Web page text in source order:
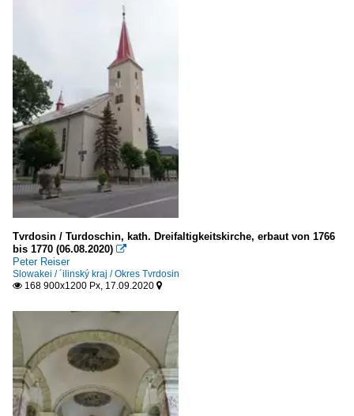
Tvrdosin / Turdoschin, kath. Dreifaltigkeitskirche, erbaut von 1766
bis 1770 (06.08.2020) 
Peter Reiser
Slowakei / ´ilinský kraj / Okres Tvrdosin
 168 900x1200 Px, 17.09.2020 